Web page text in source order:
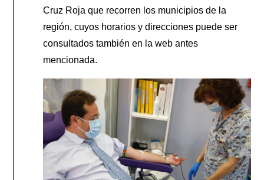
Cruz Roja que recorren los municipios de la
región, cuyos horarios y direcciones puede ser
consultados también en la web antes
mencionada.